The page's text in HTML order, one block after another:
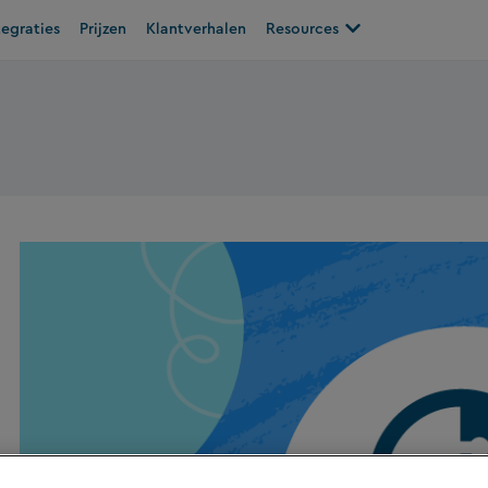
Prijzen Klantverhalen Resources Open Resources